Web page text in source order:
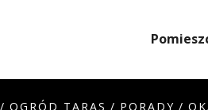
/ OGRÓD TARAS / PORADY /